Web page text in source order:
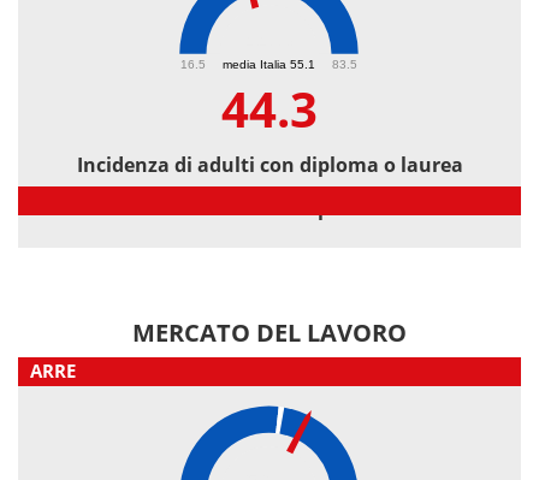
media Italia 55.1
16.5 83.5
44.3
Incidenza di adulti con diploma o laurea
MERCATO DEL LAVORO
ARRE